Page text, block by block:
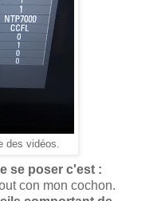
des vidéos.
se poser c'est :
con mon cochon.